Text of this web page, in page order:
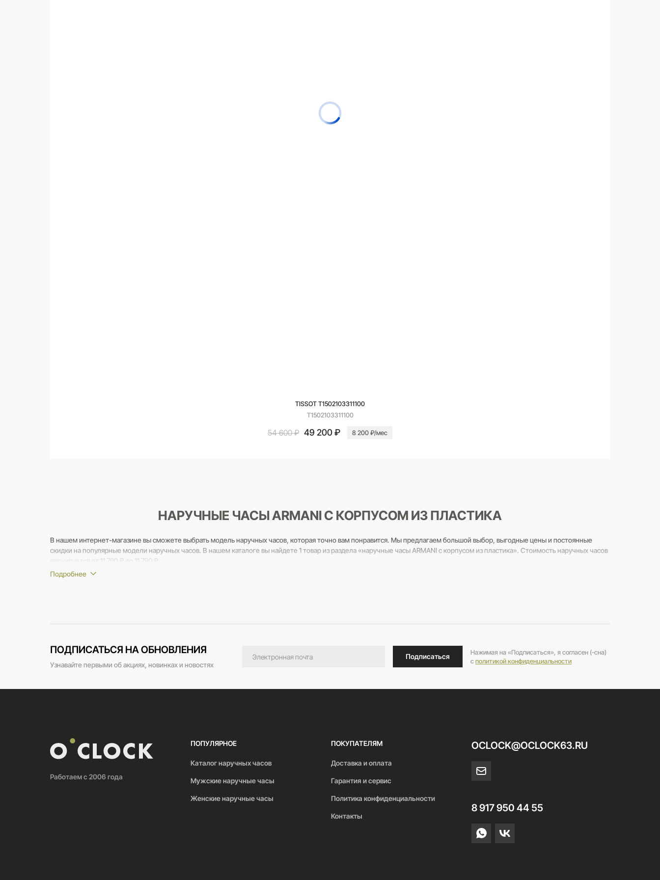
TISSOT T1502103311100
T1502103311100
54 600 ₽ 49 200 ₽ 8 200 ₽/мес
НАРУЧНЫЕ ЧАСЫ ARMANI С КОРПУСОМ ИЗ ПЛАСТИКА
В нашем интернет-магазине вы сможете выбрать модель наручных часов, которая точно вам понравится. Мы предлагаем большой выбор, выгодные цены и постоянные
скидки на популярные модели наручных часов. В нашем каталоге вы найдете 1 товар из раздела «наручные часы ARMANI с корпусом из пластика». Стоимость наручных часов
варьируется от 11 790 ₽ до 11 790 ₽.
ПОДПИСАТЬСЯ НА ОБНОВЛЕНИЯ
Узнавайте первыми об акциях, новинках и новостях
Подписаться
Нажимая на «Подписаться», я согласен (-сна)
cполитикой конфиденциальности
Работаем с 2006 года
ПОПУЛЯРНОЕ
Каталог наручных часов
Мужские наручные часы
Женские наручные часы
ПОКУПАТЕЛЯМ
Доставка и оплата
Гарантия и сервис
Политика конфиденциальности
Контакты
OCLOCK@OCLOCK63.RU
8 917 950 44 55